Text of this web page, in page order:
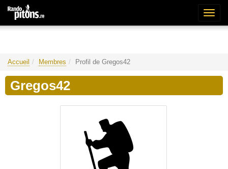
Accueil Membres Profil de Gregos42
Gregos42